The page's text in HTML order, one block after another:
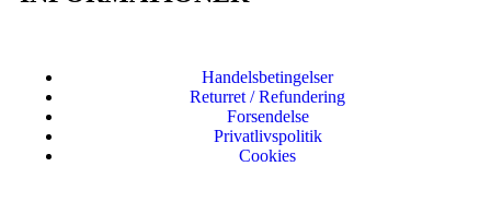
Handelsbetingelser
Returret / Refundering
Forsendelse
Privatlivspolitik
Cookies